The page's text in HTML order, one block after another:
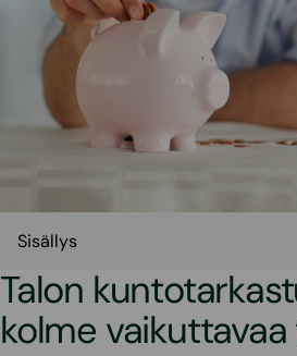
Sisällys
Talon
kolme